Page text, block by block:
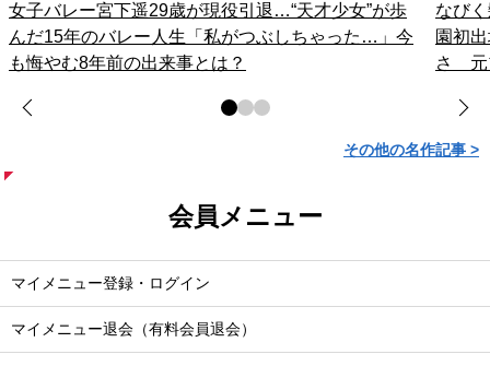
女子バレー宮下遥29歳が現役引退…“天才少女”が歩
んだ15年のバレー人生「私がつぶしちゃった…」今
も悔やむ8年前の出来事とは？
なび
園初
さ 元
その他の名作記事 >
会員メニュー
マイメニュー登録・ログイン
マイメニュー退会（有料会員退会）